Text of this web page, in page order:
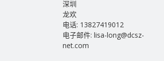
深圳
龙欢
电话: 13827419012
电子邮件: lisa-long@dcsz-
net.com